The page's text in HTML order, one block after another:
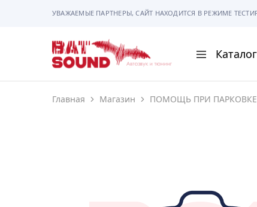
УВАЖАЕМЫЕ ПАРТНЕРЫ, САЙТ НАХОДИТСЯ В РЕЖИМЕ
BAT
Sound
Каталог
ГАДЖЕТЫ
Главная Магазин ПОМОЩЬ ПРИ ПАРКОВКЕ